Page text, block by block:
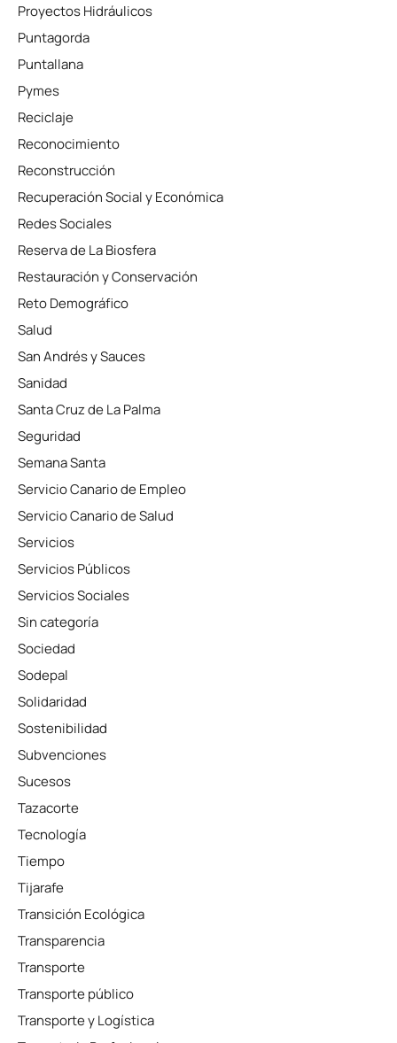
Proyectos Hidráulicos
Puntagorda
Puntallana
Pymes
Reciclaje
Reconocimiento
Reconstrucción
Recuperación Social y Económica
Redes Sociales
Reserva de La Biosfera
Restauración y Conservación
Reto Demográfico
Salud
San Andrés y Sauces
Sanidad
Santa Cruz de La Palma
Seguridad
Semana Santa
Servicio Canario de Empleo
Servicio Canario de Salud
Servicios
Servicios Públicos
Servicios Sociales
Sin categoría
Sociedad
Sodepal
Solidaridad
Sostenibilidad
Subvenciones
Sucesos
Tazacorte
Tecnología
Tiempo
Tijarafe
Transición Ecológica
Transparencia
Transporte
Transporte público
Transporte y Logística